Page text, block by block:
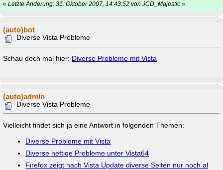
«Letzte Änderung: 31. Oktober 2007, 14:43:52 von JCD_Majestic »
(auto)bot
Diverse Vista Probleme
Schau doch mal hier: Diverse Probleme mit Vista
(auto)admin
Diverse Vista Probleme
Vielleicht findet sich ja eine Antwort in folgenden Themen:
Diverse Probleme mit Vista
Diverse heftige Probleme unter Vista64
Firefox zeigt nach Vista Update diverse Seiten nur noch al